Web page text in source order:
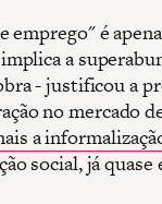
emprego" é
a
- justificou a
no mercado
a
social, já quase